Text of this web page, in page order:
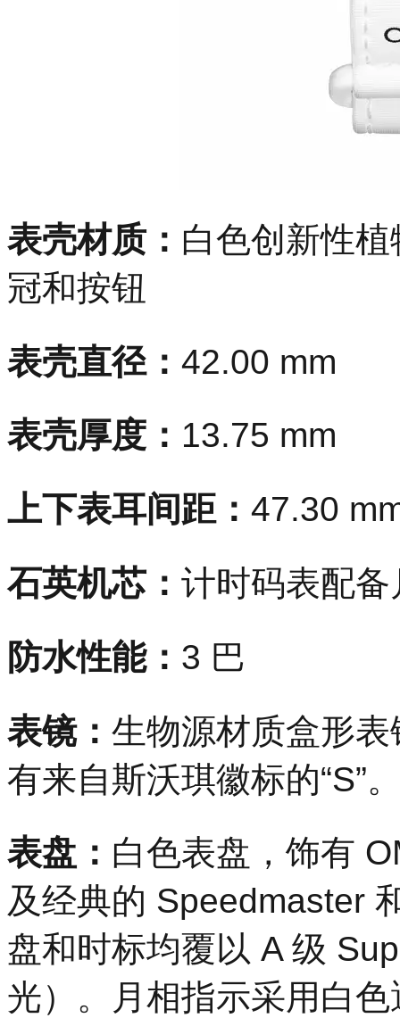
表壳材质： 白色创新性
冠和按钮
表壳直径： 42.00 mm
表壳厚度： 13.75 mm
上下表耳间距： 47.30
石英机芯： 计时码表配
防水性能： 3 巴
表镜： 生物源材质盒形
有来自斯沃琪徽标的“S”
表盘： 白色表盘，饰有
及经典的 Speedmaster
盘和时标均覆以 A 级
光）。月相指示采用白